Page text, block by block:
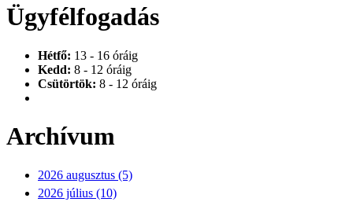
Ügyfélfogadás
Hétfő: 13 - 16 óráig
Kedd: 8 - 12 óráig
Csütörtök: 8 - 12 óráig
Archívum
2026 augusztus (5)
2026 július (10)